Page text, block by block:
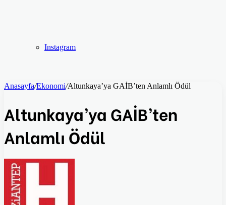
Instagram
Anasayfa/Ekonomi/Altunkaya’ya GAİB’ten Anlamlı Ödül
Altunkaya’ya GAİB’ten
Anlamlı Ödül